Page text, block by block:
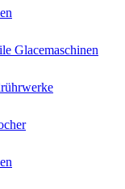
Glacemaschinen